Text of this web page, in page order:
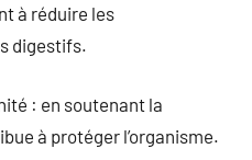
à réduire les
digestifs.
: en soutenant la
à protéger l’organisme.